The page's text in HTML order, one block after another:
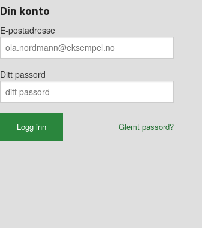
Din konto
E-postadresse
Ditt passord
Glemt passord?